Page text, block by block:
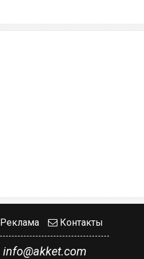
Реклама Контакты
info@akket.com